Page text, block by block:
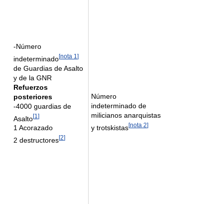
-Número
indeterminado[nota 1 ]
de Guardias de Asalto
y de la GNR
Refuerzos
posteriores
-4000 guardias de
Asalto[1 ]
1 Acorazado
2 destructores[2]
Número
indeterminado de
milicianos anarquistas
y trotskistas[nota 2]